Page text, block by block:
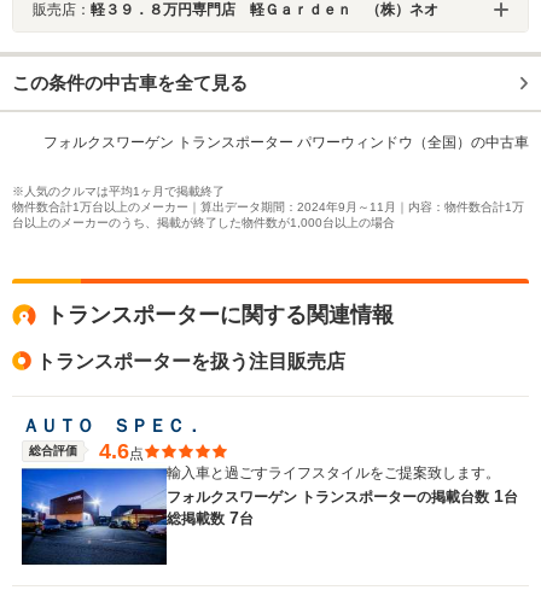
販売店： 軽３９．８万円専門店 軽Ｇａｒｄｅｎ （株）ネオ
この条件の中古車を全て見る
フォルクスワーゲン トランスポーター パワーウィンドウ（全国）の中古車
※人気のクルマは平均1ヶ月で掲載終了
物件数合計1万台以上のメーカー｜算出データ期間：2024年9月～11月｜内容：物件数合計1万
台以上のメーカーのうち、掲載が終了した物件数が1,000台以上の場合
トランスポーターに関する関連情報
トランスポーターを扱う注目販売店
ＡＵＴＯ ＳＰＥＣ．
総合評価 4.6点
輸入車と過ごすライフスタイルをご提案致します。
フォルクスワーゲン トランスポーターの掲載台数 1台
総掲載数 7台